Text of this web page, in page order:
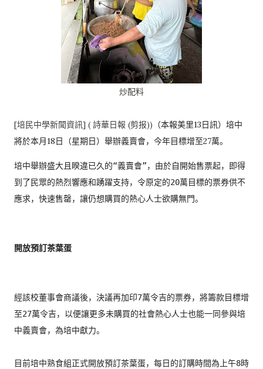
炒配料
[培民中學新聞資訊] ( 詩華日報 (剪报)) （本報美里13日訊）培中
將於本月18日（星期日）舉辦義賣會， 今年目標增至27萬。
培中舉辦盛大且睽違已久的“義賣會”，由於自開始售票起，
即得
到了民眾的熱烈響應和踴躍支持， 令原定的20萬目標的票券供不
應求，快速售罄， 讓仍想購買的熱心人士欲購無門。
開放預訂茶葉蛋
經該校董事會商議後，決議再加印7萬令吉的票券， 將籌款目標增
至27萬令吉， 以便讓更多未購買的社會熱心人士也能一同參與培
中義賣會， 為培中獻力。
目前培中熟食組正式開放預訂茶葉蛋， 每日的訂購時間為上午8時